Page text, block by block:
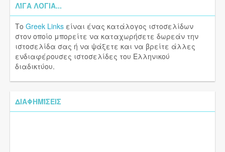
ΛΊΓΑ ΛΌΓΙΑ...
Το Greek Links είναι ένας κατάλογος ιστοσελίδων
στον οποίο μπορείτε να καταχωρήσετε δωρεάν την
ιστοσελίδα σας ή να ψάξετε και να βρείτε άλλες
ενδιαφέρουσες ιστοσελίδες του Ελληνικού
διαδικτύου.
ΔΙΑΦΗΜΊΣΕΙΣ